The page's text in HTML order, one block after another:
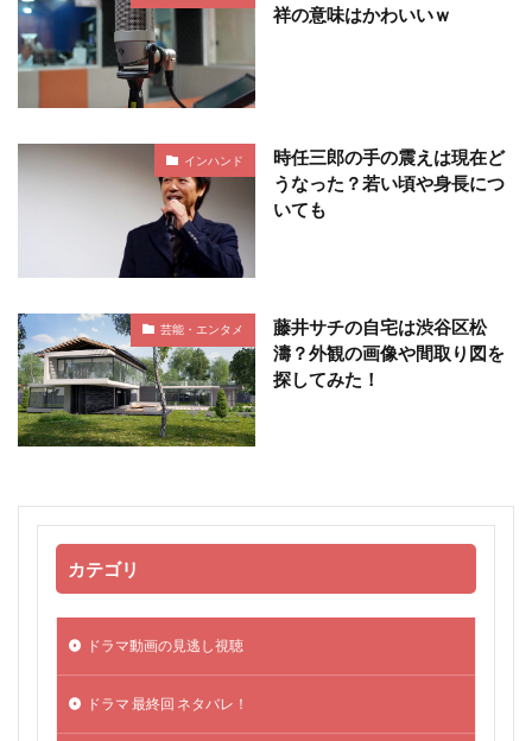
祥の意味はかわいいｗ
インハンド
時任三郎の手の震えは現在ど
うなった？若い頃や身長につ
いても
芸能・エンタメ
藤井サチの自宅は渋谷区松
濤？外観の画像や間取り図を
探してみた！
カテゴリ
ドラマ動画の見逃し視聴
ドラマ 最終回 ネタバレ！